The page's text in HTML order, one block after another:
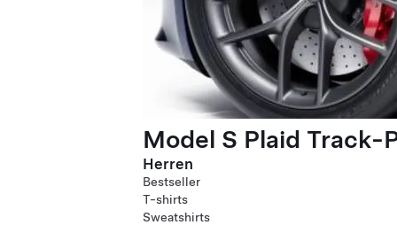
Model S Plaid Track-
Herren
Bestseller
T-shirts
Sweatshirts